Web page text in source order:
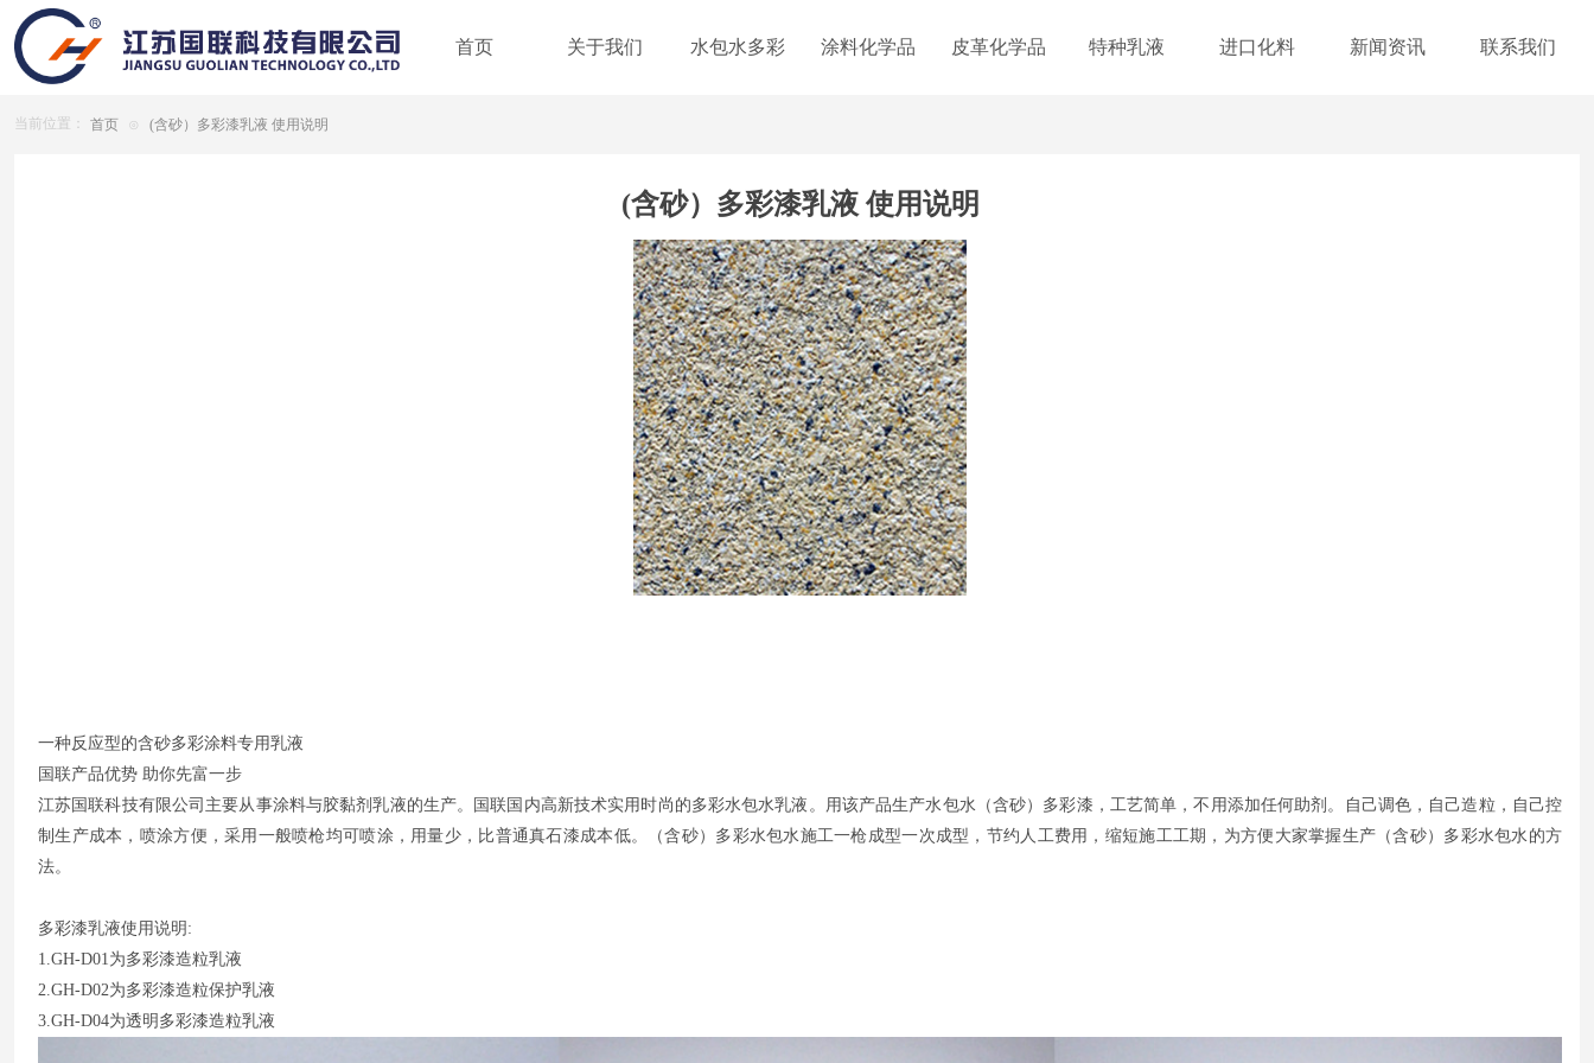
首页 ⊙ (含砂）多彩漆乳液 使用说明
当前位置：
(含砂）多彩漆乳液 使用说明
一种反应型的含砂多彩涂料专用乳液
国联产品优势 助你先富一步
江苏国联科技有限公司主要从事涂料与胶黏剂乳液的生产。国联国内高新技术实用时尚的多彩水包水乳液。用该产品生产水包水（含砂）多彩漆，工艺简单，不用添加任何助剂。自己调色，自己造粒，自己控
制生产成本，喷涂方便，采用一般喷枪均可喷涂，用量少，比普通真石漆成本低。（含砂）多彩水包水施工一枪成型一次成型，节约人工费用，缩短施工工期，为方便大家掌握生产（含砂）多彩水包水的方
法。
多彩漆乳液使用说明:
1.GH-D01为多彩漆造粒乳液
2.GH-D02为多彩漆造粒保护乳液
3.GH-D04为透明多彩漆造粒乳液
首页 关于我们 水包水多彩 涂料化学品 皮革化学品 特种乳液 进口化料 新闻资讯 联系我们